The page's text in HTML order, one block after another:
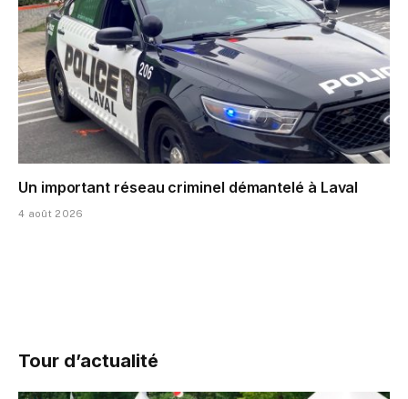
Un important réseau criminel démantelé à Laval
4 août 2026
Tour d’actualité